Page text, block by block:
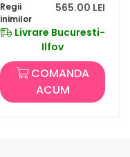
565.00 LEI
Regii
inimilor
Livrare Bucuresti-
Ilfov
COMANDA
ACUM